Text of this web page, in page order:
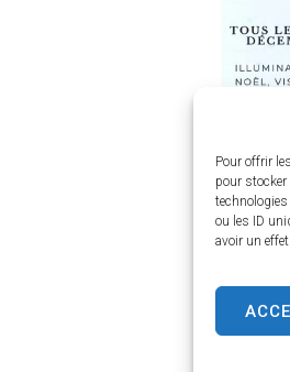
Pour offrir
pour
ou les ID
avoir un